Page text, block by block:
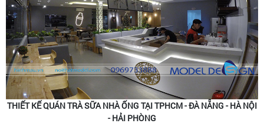
THIẾT KẾ QUÁN TRÀ SỮA NHÀ ỐNG TẠI TPHCM - ĐÀ NẴNG - HÀ NỘI
- HẢI PHÒNG